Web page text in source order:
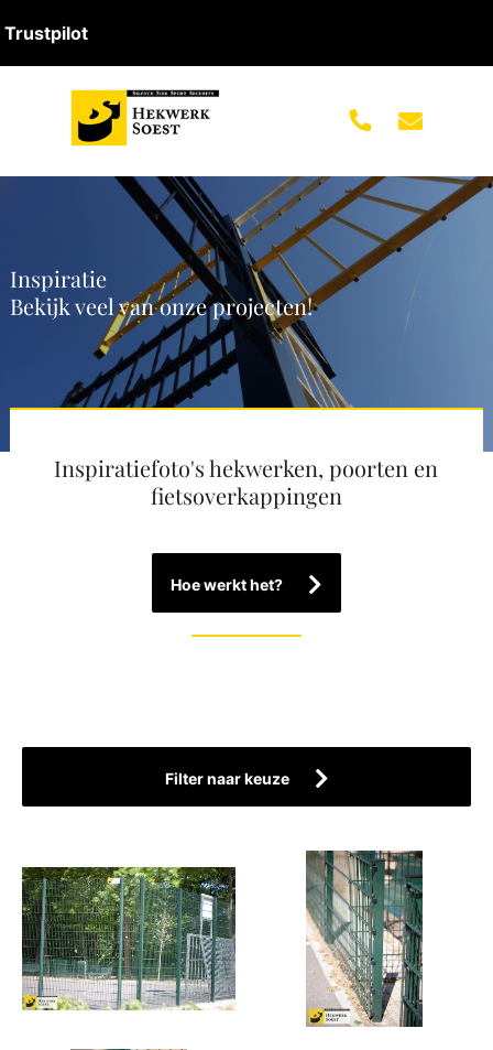
Trustpilot
Inspiratie
Bekijk veel van onze projecten!
Inspiratiefoto's hekwerken, poorten en
fietsoverkappingen
Hoe werkt het?
Filter naar keuze